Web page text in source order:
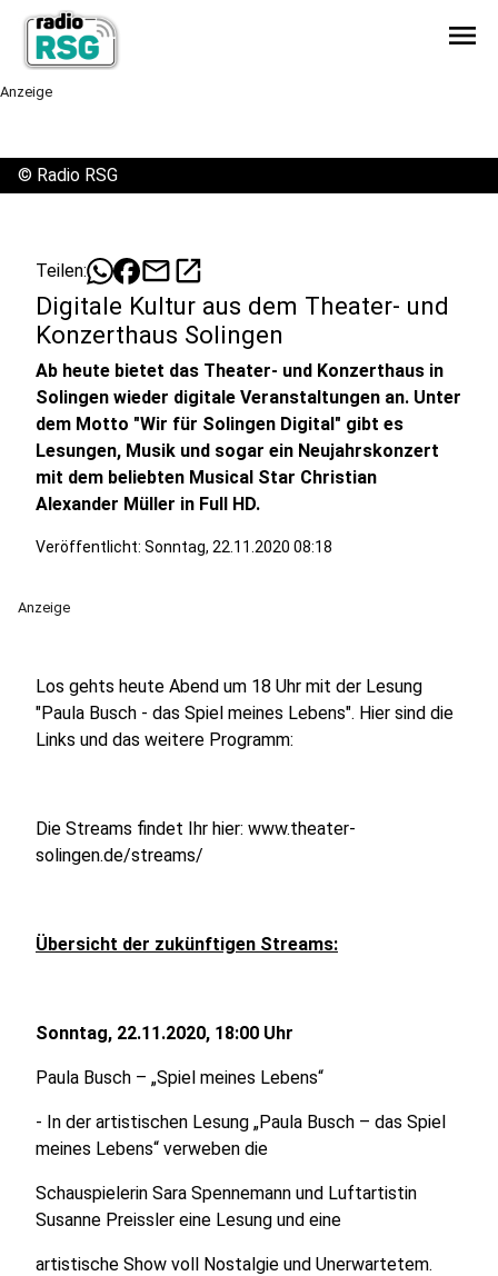
menu
Anzeige
© Radio RSG
Teilen: mailopen_in_new
Digitale Kultur aus dem Theater- und
Konzerthaus Solingen
Ab heute bietet das Theater- und Konzerthaus in
Solingen wieder digitale Veranstaltungen an. Unter
dem Motto "Wir für Solingen Digital" gibt es
Lesungen, Musik und sogar ein Neujahrskonzert
mit dem beliebten Musical Star Christian
Alexander Müller in Full HD.
Veröffentlicht: Sonntag, 22.11.2020 08:18
Anzeige
Los gehts heute Abend um 18 Uhr mit der Lesung
"Paula Busch - das Spiel meines Lebens". Hier sind die
Links und das weitere Programm:
Die Streams findet Ihr hier: www.theater-
solingen.de/streams/
Übersicht der zukünftigen Streams:
Sonntag, 22.11.2020, 18:00 Uhr
Paula Busch – „Spiel meines Lebens“
- In der artistischen Lesung „Paula Busch – das Spiel
meines Lebens“ verweben die
Schauspielerin Sara Spennemann und Luftartistin
Susanne Preissler eine Lesung und eine
artistische Show voll Nostalgie und Unerwartetem.